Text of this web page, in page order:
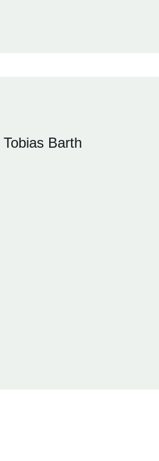
Tobias Barth